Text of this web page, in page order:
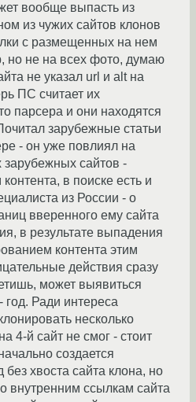
вообще выпасть из
из чужих сайтов клонов
с размещенных на нем
но не на всех фото, думаю
не указал url и alt на
ПС считает их
парсера и они находятся
зарубежные статьи
- он уже повлиял на
зарубежных сайтов -
в поиске есть и
из России - о
вверенного ему сайта
в результате выпадения
контента этим
действия сразу
может выявиться
год. Ради интереса
несколько
4-й сайт не смог - стоит
создается
хвоста сайта клона, но
внутренним ссылкам сайта